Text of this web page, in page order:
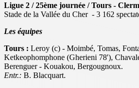
Ligue 2 / 25ème journée / Tours -
Stade de la Vallée du Cher - 3 162
Les équipes
Tours : Leroy (c) - Moimbé, Tomas,
Ketkeophomphone (Gherieni 78'),
Berenguer - Kouakou, Bergougnoux.
Entr.: B. Blacquart.